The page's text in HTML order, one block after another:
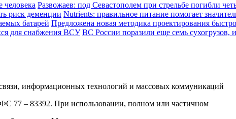
Развожаев: под Севастополем при стрельбе погибли
Nutrients: правильное питание помогает
Предложена новая методика проектирования
ВС России поразили еще семь
информационных технологий и массовых коммуникаций
77 – 83392. При использовании, полном или частичном